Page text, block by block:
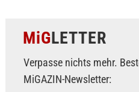
MiGLETTER
Verpasse nichts mehr.
MiGAZIN-Newsletter: